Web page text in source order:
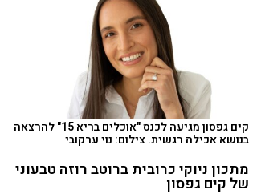
קים גפסון מגיעה לכנס "אוכלים בריא 15" להרצאה
בנושא אכילה רגשית. צילום: נוי ערקובי
מתכון ניוקי כרובית ברוטב רוזה טבעוני
של קים גפסון